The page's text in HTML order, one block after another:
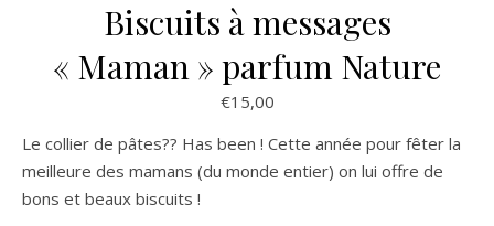
Biscuits à messages
« Maman » parfum Nature
€15,00
Le collier de pâtes?? Has been ! Cette année pour fêter la
meilleure des mamans (du monde entier) on lui offre de
bons et beaux biscuits !